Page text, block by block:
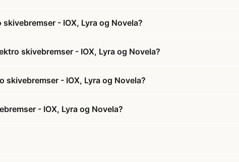
- IOX, Lyra og Novela?
skivebremser - IOX, Lyra og Novela?
- IOX, Lyra og Novela?
- IOX, Lyra og Novela?